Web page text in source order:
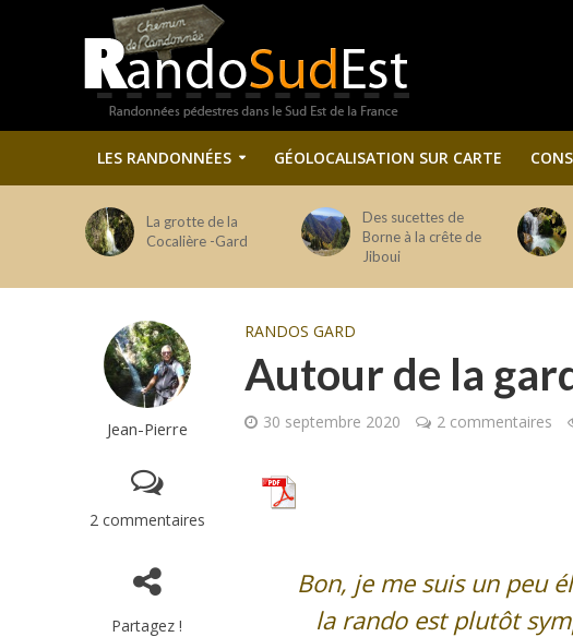
LES RANDONNÉES GÉOLOCALISATION SUR CARTE
La grotte de la
Cocalière -Gard
Des sucettes de
Borne à la crête de
Jiboui
Jean-Pierre
2 commentaires
Partagez !
RANDOS GARD
Autour de la
30 septembre 2020 2 commentaires
Bon, je me suis un peu
la rando est plutôt